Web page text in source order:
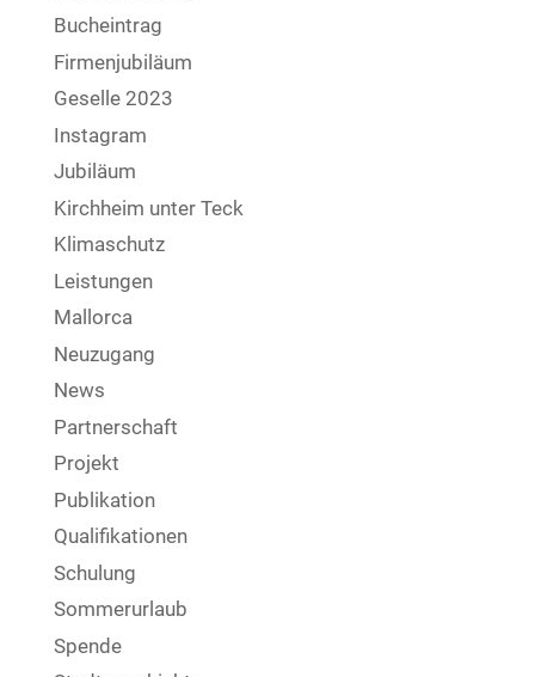
Bucheintrag
Firmenjubiläum
Geselle 2023
Instagram
Jubiläum
Kirchheim unter Teck
Klimaschutz
Leistungen
Mallorca
Neuzugang
News
Partnerschaft
Projekt
Publikation
Qualifikationen
Schulung
Sommerurlaub
Spende